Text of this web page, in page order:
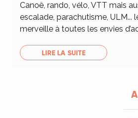
Canoë, rando, vélo, VTT mais
escalade, parachutisme, ULM...
merveille à toutes les envies
LIRE LA SUITE